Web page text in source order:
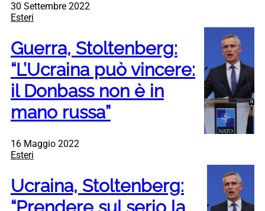
30 Settembre 2022
Esteri
Guerra, Stoltenberg:
“L’Ucraina può vincere:
il Donbass non è in
mano russa”
16 Maggio 2022
Esteri
Ucraina, Stoltenberg: